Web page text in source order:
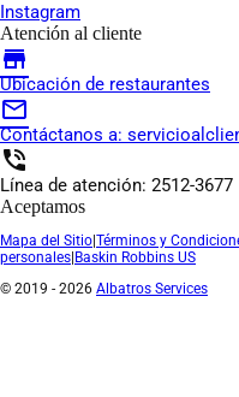
Instagram
Atención al cliente
store
Ubicación de restaurantes
mail_outline
Contáctanos a:
phone_in_talk
Línea de atención: 2512-3677
Aceptamos
Mapa del Sitio Términos y
personales Baskin Robbins US
© 2019 - 2026 Albatros Services